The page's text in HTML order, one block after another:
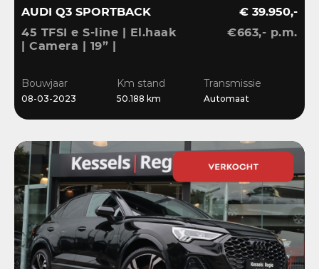
AUDI Q3 SPORTBACK
45 TFSI e S-line | El.haak
| Camera | 19” |
€ 39.950,-
€663,- p.m.
Bouwjaar
08-03-2023
Km stand
50.188 km
Transmissie
Automaat